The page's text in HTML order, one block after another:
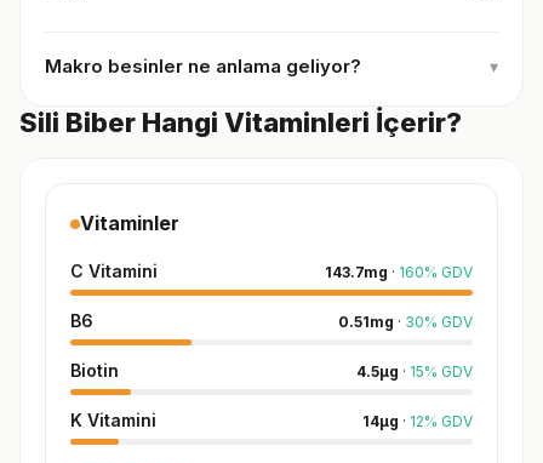
Makro besinler ne anlama geliyor? ▾
Sili Biber Hangi Vitaminleri İçerir?
Vitaminler
C Vitamini 143.7mg · 160% GDV
B6 0.51mg · 30% GDV
Biotin 4.5µg · 15% GDV
K Vitamini 14µg · 12% GDV